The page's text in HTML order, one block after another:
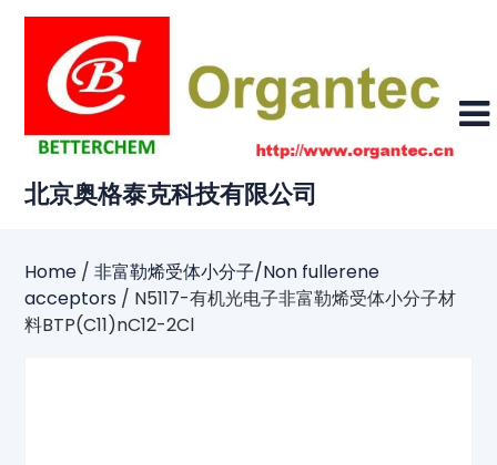
Skip
content
北京奥格泰克科技有限公司
Home /非富勒烯受体小分子/Non fullerene
acceptors / N5117-有机光电子非富勒烯受体小分子材
料BTP(C11)nC12-2Cl